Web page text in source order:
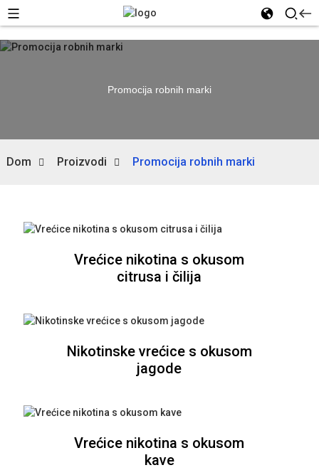
Promocija robnih marki
Dom Proizvodi Promocija robnih marki
Vrećice nikotina s okusom
citrusa i čilija
Nikotinske vrećice s okusom
jagode
Vrećice nikotina s okusom
kave